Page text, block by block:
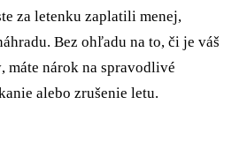
za letenku zaplatili menej,
Bez ohľadu na to, či je váš
máte nárok na spravodlivé
alebo zrušenie letu.